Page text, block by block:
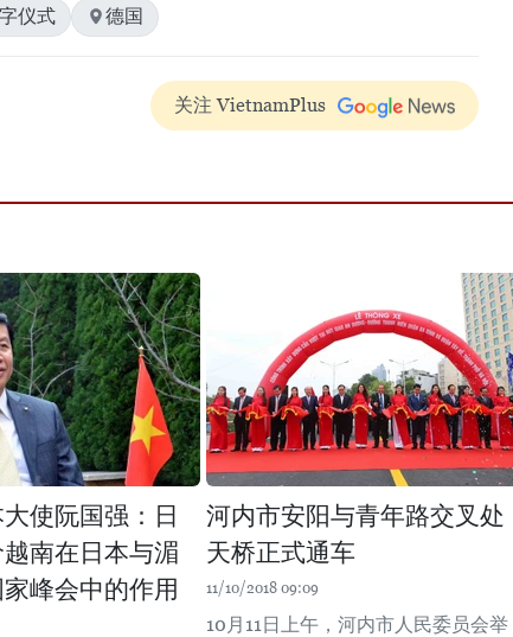
仪式 德国
关注 VietnamPlus
使阮国强：日
南在日本与湄
峰会中的作用
河内市安阳与青年路交叉处
天桥正式通车
11/10/2018 09:09
10月11日上午，河内市人民委员会举